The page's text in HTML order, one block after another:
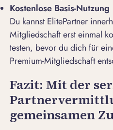
Kostenlose Basis-Nutzung
Du kannst ElitePartner
Mitgliedschaft erst einmal
testen, bevor du dich für
Premium-Mitgliedschaft
Fazit: Mit der
gemeinsamen